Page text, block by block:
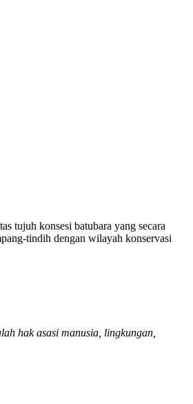
tujuh konsesi batubara yang secara
tindih dengan wilayah konservasi
hak asasi manusia, lingkungan,